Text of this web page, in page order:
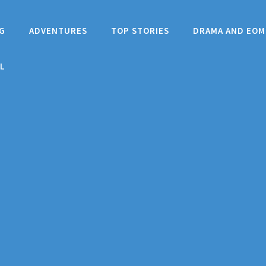
ADVENTURES TOP STORIES DRAMA AND